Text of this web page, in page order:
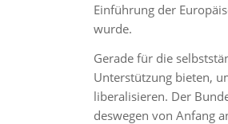
Einführung der
wurde.
Gerade für die
Unterstützung bieten,
liberalisieren. Der
deswegen von Anfang